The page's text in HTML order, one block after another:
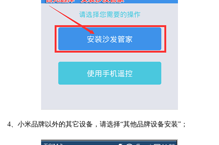
4、小米品牌以外的其它设备，请选择“其他品牌设备安装”；